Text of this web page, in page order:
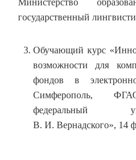
Министерство
государственный
Обучающий курс
возможности для
фондов в
Симферополь,
федеральный
В. И. Вернадского», 14